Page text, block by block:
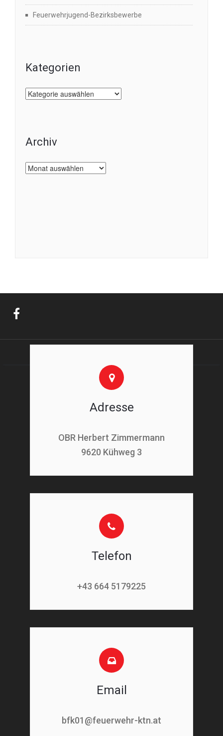
Feuerwehrjugend-Bezirksbewerbe
Kategorien
Kategorien
Archiv
Archiv
Adresse
OBR Herbert Zimmermann
9620 Kühweg 3
Telefon
+43 664 5179225
Email
bfk01@feuerwehr-ktn.at